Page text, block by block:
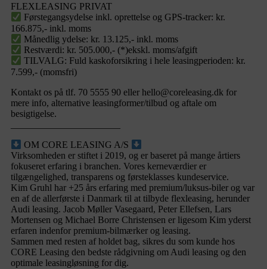
FLEXLEASING PRIVAT
Førstegangsydelse inkl. oprettelse og GPS-tracker: kr.
166.875,- inkl. moms
Månedlig ydelse: kr. 13.125,- inkl. moms
Restværdi: kr. 505.000,- (*)ekskl. moms/afgift
TILVALG: Fuld kaskoforsikring i hele leasingperioden: kr.
7.599,- (momsfri)
Kontakt os på tlf. 70 5555 90 eller hello@coreleasing.dk for
mere info, alternative leasingformer/tilbud og aftale om
besigtigelse.
OM CORE LEASING A/S
Virksomheden er stiftet i 2019, og er baseret på mange årtiers
fokuseret erfaring i branchen. Vores kerneværdier er
tilgængelighed, transparens og førsteklasses kundeservice.
Kim Gruhl har +25 års erfaring med premium/luksus-biler og var
en af de allerførste i Danmark til at tilbyde flexleasing, herunder
Audi leasing. Jacob Møller Vasegaard, Peter Ellefsen, Lars
Mortensen og Michael Borre Christensen er ligesom Kim yderst
erfaren indenfor premium-bilmærker og leasing.
Sammen med resten af holdet bag, sikres du som kunde hos
CORE Leasing den bedste rådgivning om Audi leasing og den
optimale leasingløsning for dig.